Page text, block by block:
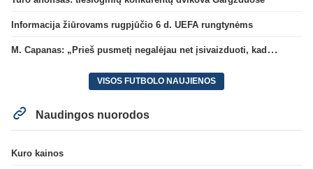
Informacija žiūrovams rugpjūčio 6 d. UEFA rungtynėms
M. Capanas: „Prieš pusmetį negalėjau net įsivaizduoti, kad žaisime prieš „Hajduk“
VISOS FUTBOLO NAUJIENOS
Naudingos nuorodos
Kuro kainos